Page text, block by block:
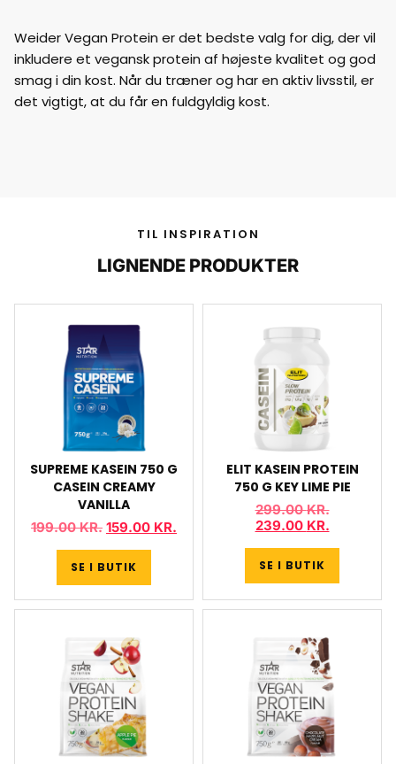
Weider Vegan Protein er det bedste valg for dig, der vil
inkludere et vegansk protein af højeste kvalitet og god
smag i din kost. Når du træner og har en aktiv livsstil, er
det vigtigt, at du får en fuldgyldig kost.
TIL INSPIRATION
LIGNENDE PRODUKTER
SUPREME KASEIN 750 G
CASEIN CREAMY
VANILLA
199.00KR. 159.00 KR.
SE I BUTIK
ELIT KASEIN PROTEIN
750 G KEY LIME PIE
299.00KR.
239.00 KR.
SE I BUTIK